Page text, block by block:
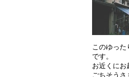
このゆっ
です。
お近くにお
ごちそうさ